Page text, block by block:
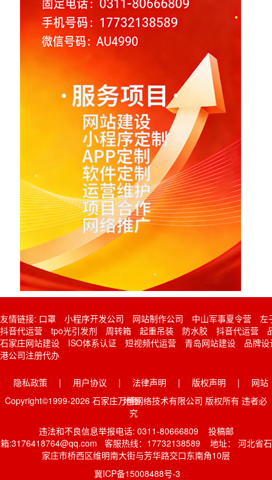
友情链接: 口罩 小程序开发公司 网站制作公司 中山军事夏令营
左
抖音代运营
tpo光引发剂 周转箱 起重吊装 防水胶 抖音代运营
石家庄网站建设
ISO体系认证 短视频代运营 青岛网站建设
品牌设
港公司注册代办
隐私政策 | 用户协议 | 法律声明 | 版权声明 |
网站
地图
Copyright©1999-2026 石家庄万博网络技术有限公司 版权所有 违者必
究
违法和不良信息举报电话: 0311-80666809 投稿邮
箱:3176418764@qq.com 客服热线：17732138589 地址： 河北省石
家庄市桥西区维明南大街与芳华路交口东南角10层
冀ICP备15008488号-3